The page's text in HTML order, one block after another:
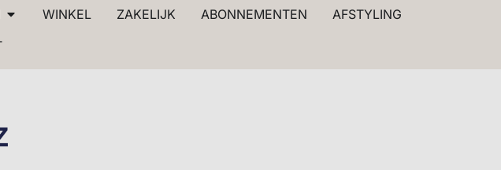
WINKEL ZAKELIJK ABONNEMENTEN
AFSTYLING